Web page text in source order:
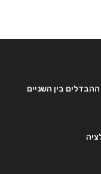
בין השניים